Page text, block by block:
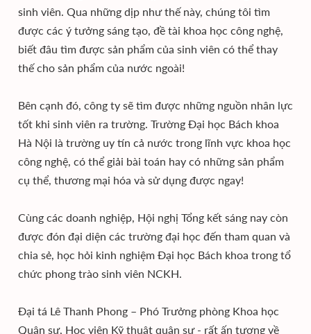
sinh viên. Qua những dịp như thế này, chúng tôi tìm
được các ý tưởng sáng tạo, đề tài khoa học công nghệ,
biết đâu tìm được sản phẩm của sinh viên có thể thay
thế cho sản phẩm của nước ngoài!
Bên cạnh đó, công ty sẽ tìm được những nguồn nhân lực
tốt khi sinh viên ra trường. Trường Đại học Bách khoa
Hà Nội là trường uy tín cả nước trong lĩnh vực khoa học
công nghệ, có thể giải bài toán hay có những sản phẩm
cụ thể, thương mại hóa và sử dụng được ngay!
Cùng các doanh nghiệp, Hội nghị Tổng kết sáng nay còn
được đón đại diện các trường đại học đến tham quan và
chia sẻ, học hỏi kinh nghiệm Đại học Bách khoa trong tổ
chức phong trào sinh viên NCKH.
Đại tá Lê Thanh Phong – Phó Trưởng phòng Khoa học
Quân sự, Học viện Kỹ thuật quân sự - rất ấn tượng về